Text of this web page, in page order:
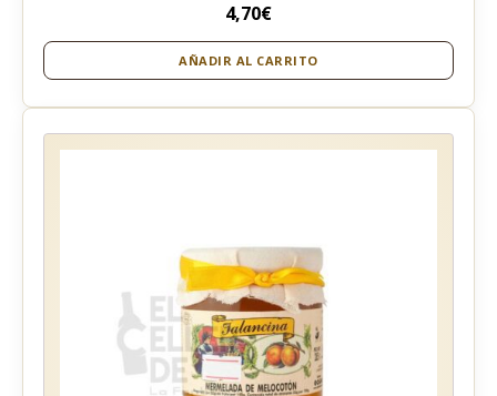
4,70€
AÑADIR AL CARRITO